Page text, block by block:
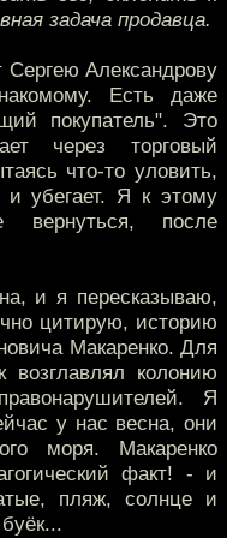
задача продавца.
Сергею Александрову
Есть даже
покупатель". Это
через торговый
что-то уловить,
и убегает. Я к этому
после
и я пересказываю,
цитирую, историю
Макаренко. Для
колонию
Я
у нас весна, они
моря. Макаренко
факт! - и
пляж, солнце и